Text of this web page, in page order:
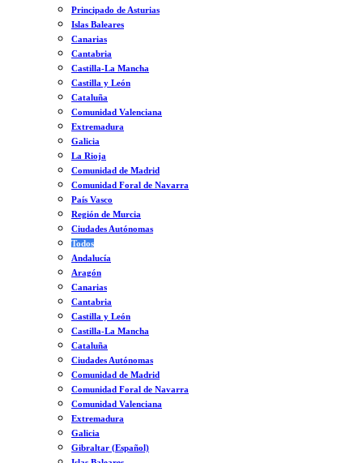
Principado de Asturias
Islas Baleares
Canarias
Cantabria
Castilla-La Mancha
Castilla y León
Cataluña
Comunidad Valenciana
Extremadura
Galicia
La Rioja
Comunidad de Madrid
Comunidad Foral de Navarra
País Vasco
Región de Murcia
Ciudades Autónomas
Todos
Andalucía
Aragón
Canarias
Cantabria
Castilla y León
Castilla-La Mancha
Cataluña
Ciudades Autónomas
Comunidad de Madrid
Comunidad Foral de Navarra
Comunidad Valenciana
Extremadura
Galicia
Gibraltar (Español)